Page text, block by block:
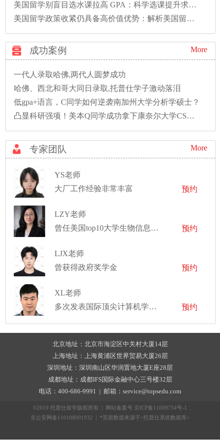
美国留学别盲目选水课拉高 GPA：科学选课提升求职竞争力
美国留学政策收紧仍具备高价值优势：解析美国留学持续吸引力
成功案例 More
一代人录取哈佛,两代人圆梦成功
哈佛、西北和哥大同日录取,托普仕学子激动落泪
低gpa+语言，C同学如何逆袭南加州大学分析学硕士？
凸显科研强项！美本Q同学成功拿下康奈尔大学CS硕士录取！
专家团队 More
YS老师
大厂工作经验非常丰富
预约
LZY老师
曾任美国top10大学生物信息分析师
预约
LJX老师
曾获得政府奖学金
预约
XL老师
多次发表国际顶尖计算机学术会议文章
预约
北京地址：北京市海淀区中关村大厦14层
上海地址：上海黄浦区世界贸易大厦26层
深圳地址：深圳南山区华润置地大厦E座28层
成都地址：成都IFS国际金融中心三号楼32层
电话：400-686-9991 | 邮箱：service@topsedu.com
©2019 托普仕留学版权所有 | 网站备案号 京ICP备11009754号-1
京公安网备110108001932 | *页面数据来源于<托普仕系统数据库>